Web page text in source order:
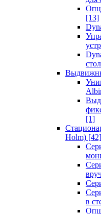
[13]
[1]
Holm) [42]
в